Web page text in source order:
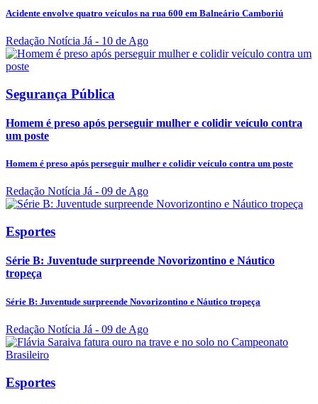
Acidente envolve quatro veículos na rua 600 em Balneário Camboriú
Redação Notícia Já - 10 de Ago
Segurança Pública
Homem é preso após perseguir mulher e colidir veículo contra
um poste
Homem é preso após perseguir mulher e colidir veículo contra um poste
Redação Notícia Já - 09 de Ago
Esportes
Série B: Juventude surpreende Novorizontino e Náutico
tropeça
Série B: Juventude surpreende Novorizontino e Náutico tropeça
Redação Notícia Já - 09 de Ago
Esportes